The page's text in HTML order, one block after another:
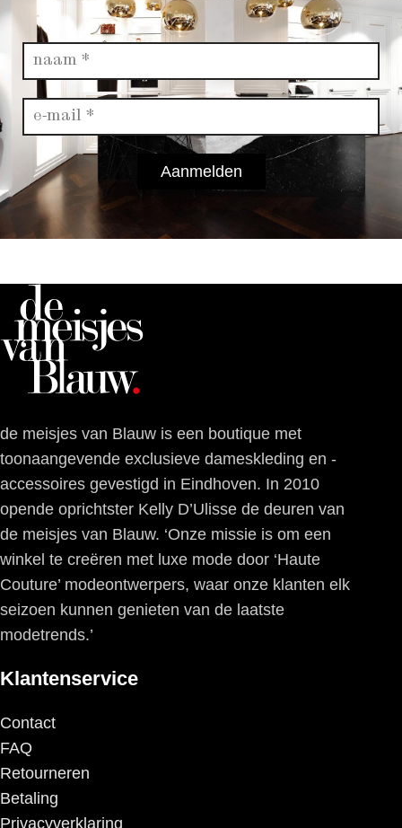
Aanmelden
de meisjes van Blauw is een boutique met
toonaangevende exclusieve dameskleding en -
accessoires gevestigd in Eindhoven. In 2010
opende oprichtster Kelly D’Ulisse de deuren van
de meisjes van Blauw. ‘Onze missie is om een
winkel te creëren met luxe mode door ‘Haute
Couture’ modeontwerpers, waar onze klanten elk
seizoen kunnen genieten van de laatste
modetrends.’
Klantenservice
Contact
FAQ
Retourneren
Betaling
Privacyverklaring